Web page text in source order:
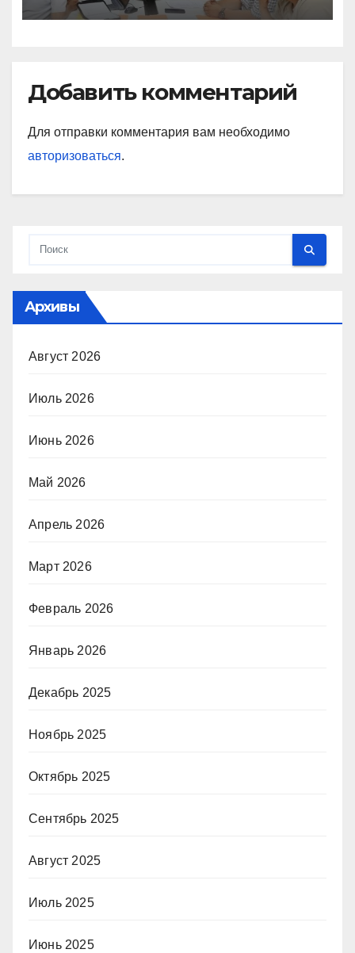
Добавить комментарий
Для отправки комментария вам необходимо
авторизоваться.
Архивы
Август 2026
Июль 2026
Июнь 2026
Май 2026
Апрель 2026
Март 2026
Февраль 2026
Январь 2026
Декабрь 2025
Ноябрь 2025
Октябрь 2025
Сентябрь 2025
Август 2025
Июль 2025
Июнь 2025